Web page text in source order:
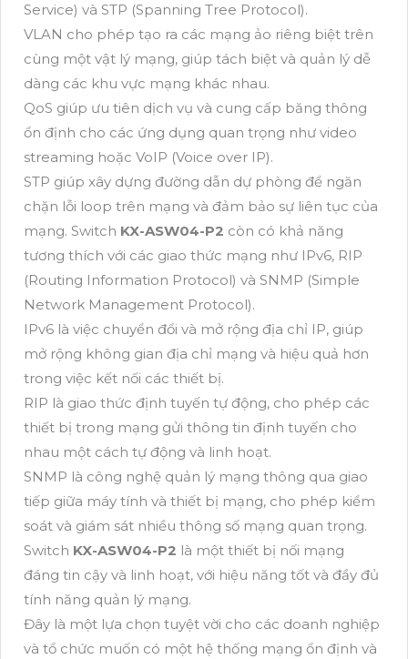
Service) và STP (Spanning Tree Protocol).
VLAN cho phép tạo ra các mạng ảo riêng biệt trên
cùng một vật lý mạng, giúp tách biệt và quản lý dễ
dàng các khu vực mạng khác nhau.
QoS giúp ưu tiên dịch vụ và cung cấp băng thông
ổn định cho các ứng dụng quan trọng như video
streaming hoặc VoIP (Voice over IP).
STP giúp xây dựng đường dẫn dự phòng để ngăn
chặn lỗi loop trên mạng và đảm bảo sự liên tục của
mạng. Switch KX-ASW04-P2 còn có khả năng
tương thích với các giao thức mạng như IPv6, RIP
(Routing Information Protocol) và SNMP (Simple
Network Management Protocol).
IPv6 là việc chuyển đổi và mở rộng địa chỉ IP, giúp
mở rộng không gian địa chỉ mạng và hiệu quả hơn
trong việc kết nối các thiết bị.
RIP là giao thức định tuyến tự động, cho phép các
thiết bị trong mạng gửi thông tin định tuyến cho
nhau một cách tự động và linh hoạt.
SNMP là công nghệ quản lý mạng thông qua giao
tiếp giữa máy tính và thiết bị mạng, cho phép kiểm
soát và giám sát nhiều thông số mạng quan trọng.
Switch KX-ASW04-P2 là một thiết bị nối mạng
đáng tin cậy và linh hoạt, với hiệu năng tốt và đầy đủ
tính năng quản lý mạng.
Đây là một lựa chọn tuyệt vời cho các doanh nghiệp
và tổ chức muốn có một hệ thống mạng ổn định và